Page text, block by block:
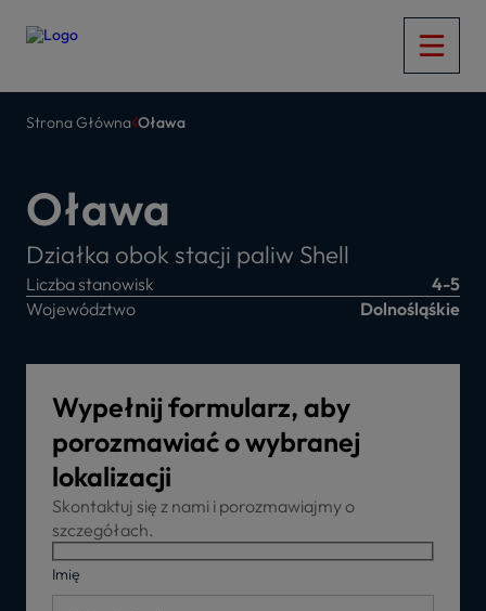
Strona Główna Oława
Oława
Działka obok stacji paliw Shell
Liczba stanowisk
4-5
Województwo
Dolnośląśkie
Wypełnij formularz, aby
porozmawiać o wybranej
lokalizacji
Skontaktuj się z nami i porozmawiajmy o
szczegółach.
Imię